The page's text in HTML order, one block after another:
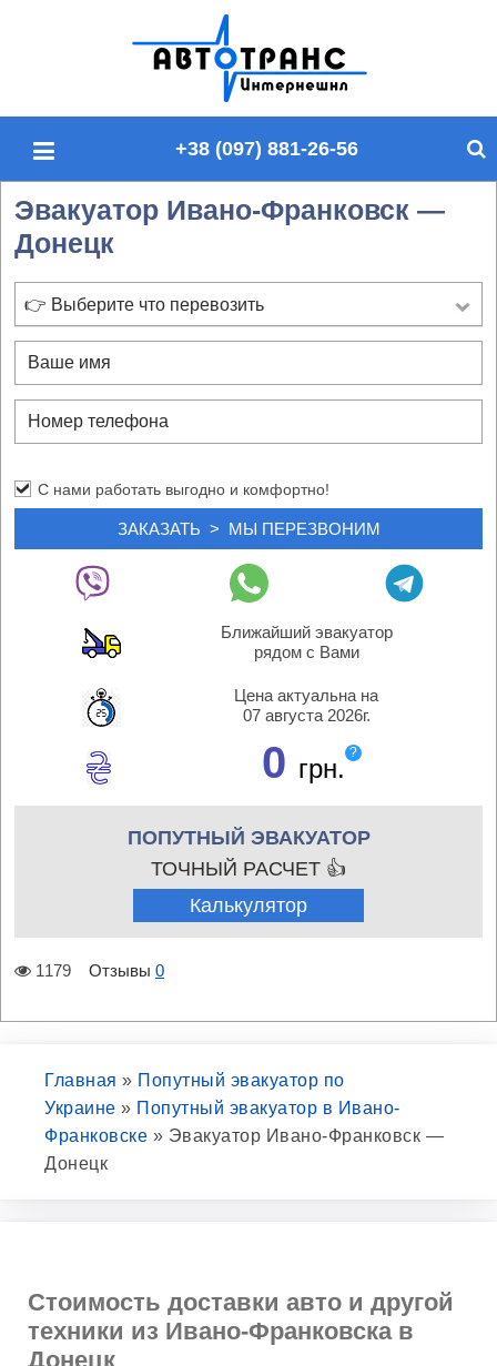
п
о
т
+38 (097) 881-26-56
Эвакуатор Ивано-Франковск —
Донецк
👉 Выберите что перевозить
С нами работать выгодно и комфортно!
Ближайший эвакуатор
рядом с Вами
Цена актуальна на
07 августа 2026г.
0 грн.
?
ПОПУТНЫЙ ЭВАКУАТОР
ТОЧНЫЙ РАСЧЕТ 👍
Калькулятор
1179 Отзывы 0
Главная » Попутный эвакуатор по
Украине » Попутный эвакуатор в Ивано-
Франковске » Эвакуатор Ивано-Франковск —
Донецк
Стоимость доставки авто и другой
техники из Ивано-Франковска в
Донецк